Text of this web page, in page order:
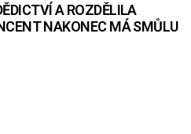
A ROZDĚLILA
NAKONEC MÁ SMŮLU